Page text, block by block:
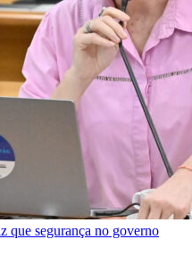
que segurança no governo